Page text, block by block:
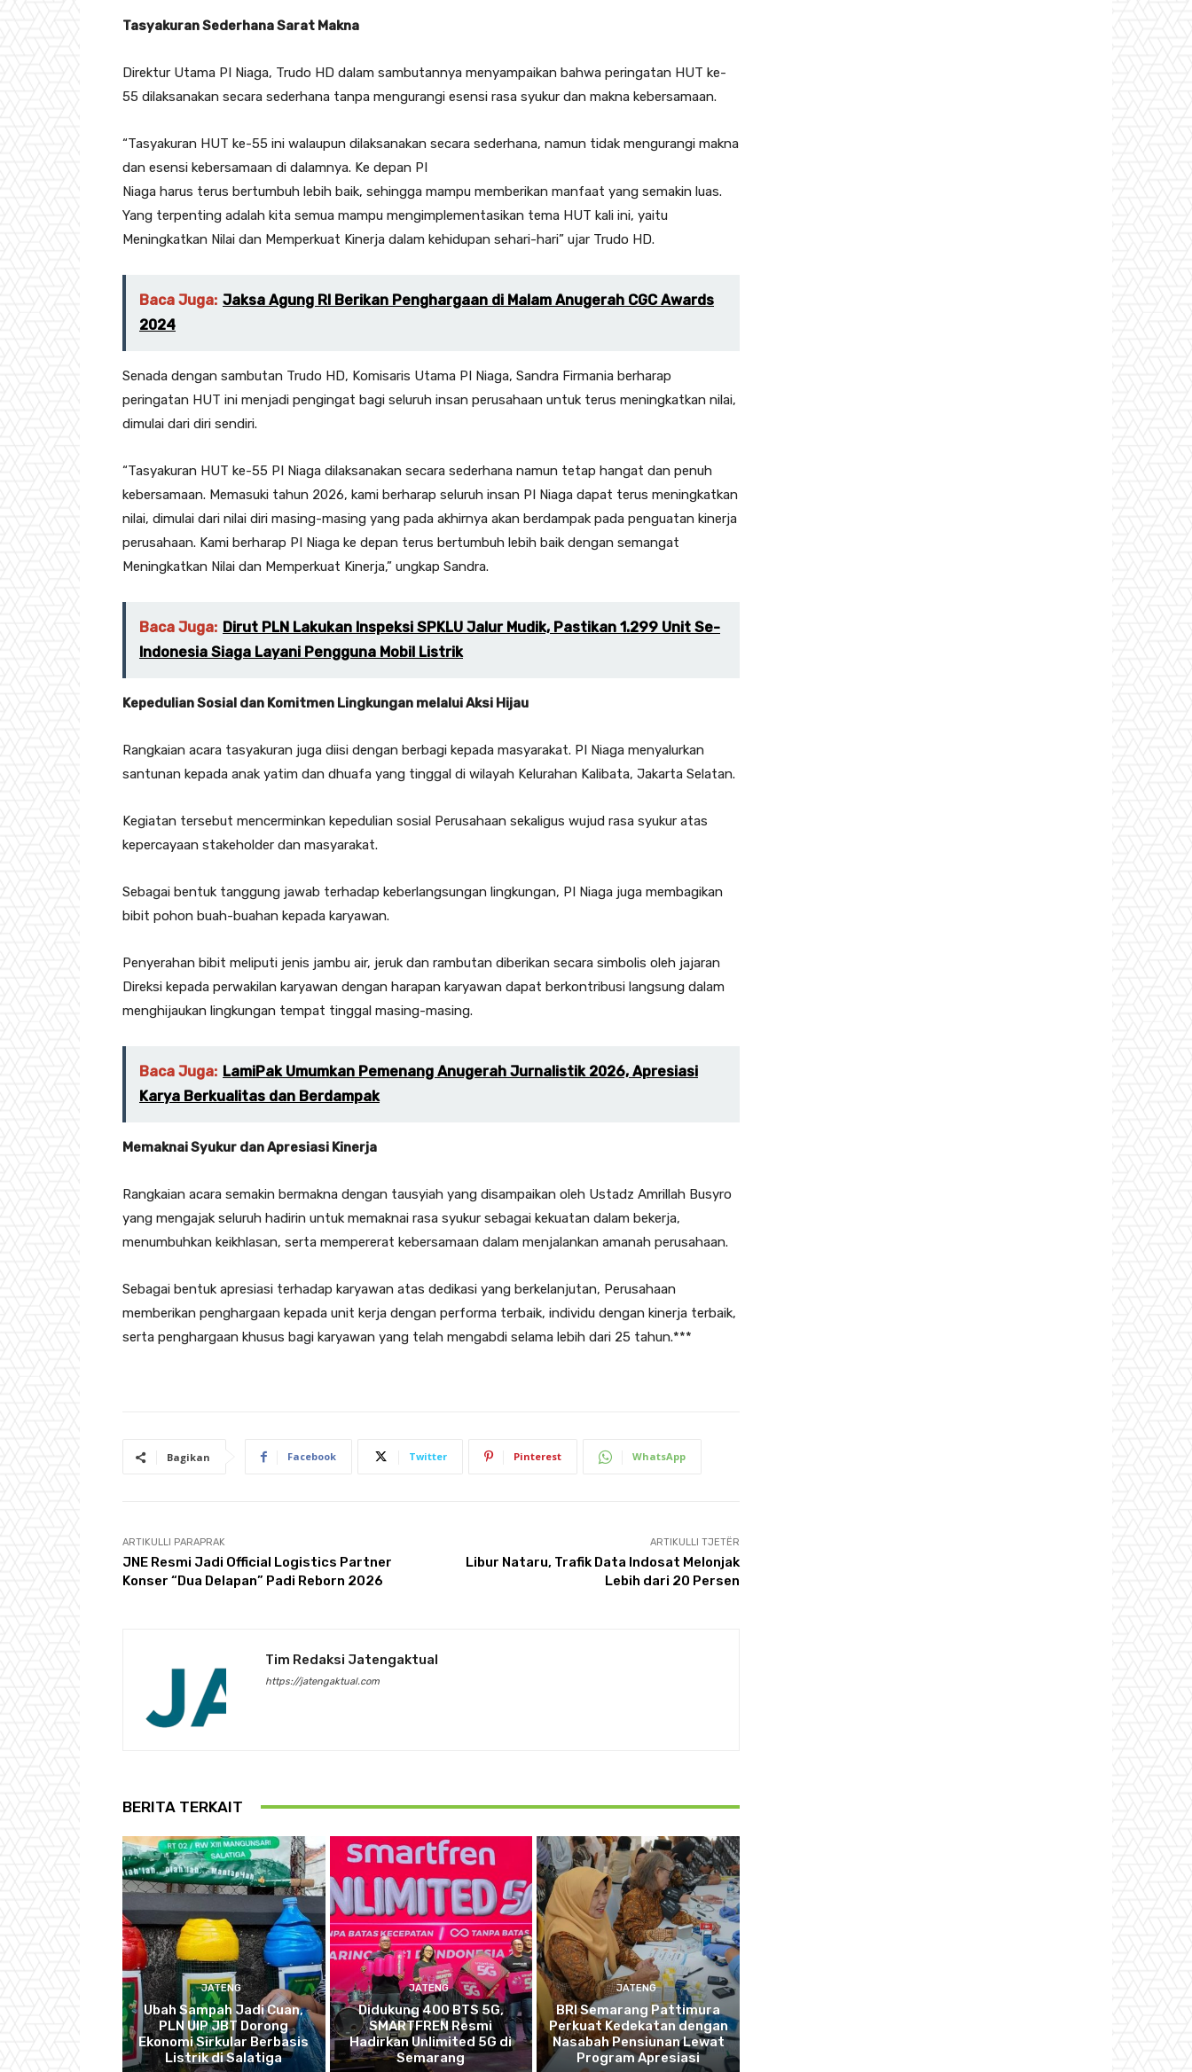
Tasyakuran Sederhana Sarat Makna
Direktur Utama PI Niaga, Trudo HD dalam sambutannya menyampaikan bahwa peringatan HUT ke-
55 dilaksanakan secara sederhana tanpa mengurangi esensi rasa syukur dan makna kebersamaan.
“Tasyakuran HUT ke-55 ini walaupun dilaksanakan secara sederhana, namun tidak mengurangi makna
dan esensi kebersamaan di dalamnya. Ke depan PI
Niaga harus terus bertumbuh lebih baik, sehingga mampu memberikan manfaat yang semakin luas.
Yang terpenting adalah kita semua mampu mengimplementasikan tema HUT kali ini, yaitu
Meningkatkan Nilai dan Memperkuat Kinerja dalam kehidupan sehari-hari” ujar Trudo HD.
Baca Juga: Jaksa Agung RI Berikan Penghargaan di Malam Anugerah CGC Awards
2024
Senada dengan sambutan Trudo HD, Komisaris Utama PI Niaga, Sandra Firmania berharap
peringatan HUT ini menjadi pengingat bagi seluruh insan perusahaan untuk terus meningkatkan nilai,
dimulai dari diri sendiri.
“Tasyakuran HUT ke-55 PI Niaga dilaksanakan secara sederhana namun tetap hangat dan penuh
kebersamaan. Memasuki tahun 2026, kami berharap seluruh insan PI Niaga dapat terus meningkatkan
nilai, dimulai dari nilai diri masing-masing yang pada akhirnya akan berdampak pada penguatan kinerja
perusahaan. Kami berharap PI Niaga ke depan terus bertumbuh lebih baik dengan semangat
Meningkatkan Nilai dan Memperkuat Kinerja,” ungkap Sandra.
Baca Juga: Dirut PLN Lakukan Inspeksi SPKLU Jalur Mudik, Pastikan 1.299 Unit Se-
Indonesia Siaga Layani Pengguna Mobil Listrik
Kepedulian Sosial dan Komitmen Lingkungan melalui Aksi Hijau
Rangkaian acara tasyakuran juga diisi dengan berbagi kepada masyarakat. PI Niaga menyalurkan
santunan kepada anak yatim dan dhuafa yang tinggal di wilayah Kelurahan Kalibata, Jakarta Selatan.
Kegiatan tersebut mencerminkan kepedulian sosial Perusahaan sekaligus wujud rasa syukur atas
kepercayaan stakeholder dan masyarakat.
Sebagai bentuk tanggung jawab terhadap keberlangsungan lingkungan, PI Niaga juga membagikan
bibit pohon buah-buahan kepada karyawan.
Penyerahan bibit meliputi jenis jambu air, jeruk dan rambutan diberikan secara simbolis oleh jajaran
Direksi kepada perwakilan karyawan dengan harapan karyawan dapat berkontribusi langsung dalam
menghijaukan lingkungan tempat tinggal masing-masing.
Baca Juga: LamiPak Umumkan Pemenang Anugerah Jurnalistik 2026, Apresiasi
Karya Berkualitas dan Berdampak
Memaknai Syukur dan Apresiasi Kinerja
Rangkaian acara semakin bermakna dengan tausyiah yang disampaikan oleh Ustadz Amrillah Busyro
yang mengajak seluruh hadirin untuk memaknai rasa syukur sebagai kekuatan dalam bekerja,
menumbuhkan keikhlasan, serta mempererat kebersamaan dalam menjalankan amanah perusahaan.
Sebagai bentuk apresiasi terhadap karyawan atas dedikasi yang berkelanjutan, Perusahaan
memberikan penghargaan kepada unit kerja dengan performa terbaik, individu dengan kinerja terbaik,
serta penghargaan khusus bagi karyawan yang telah mengabdi selama lebih dari 25 tahun.***
Bagikan Facebook Twitter Pinterest WhatsApp
ARTIKULLI PARAPRAK
JNE Resmi Jadi Official Logistics Partner
Konser “Dua Delapan” Padi Reborn 2026
ARTIKULLI TJETËR
Libur Nataru, Trafik Data Indosat Melonjak
Lebih dari 20 Persen
Tim Redaksi Jatengaktual
https://jatengaktual.com
BERITA TERKAIT
JATENG
Ubah Sampah Jadi Cuan,
PLN UIP JBT Dorong
Ekonomi Sirkular Berbasis
Listrik di Salatiga
JATENG
Didukung 400 BTS 5G,
SMARTFREN Resmi
Hadirkan Unlimited 5G di
Semarang
JATENG
BRI Semarang Pattimura
Perkuat Kedekatan dengan
Nasabah Pensiunan Lewat
Program Apresiasi